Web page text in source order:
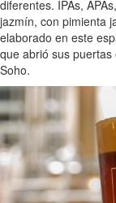
diferentes. IPAs,
jazmín, con pimienta
elaborado en este
que abrió sus
Soho.